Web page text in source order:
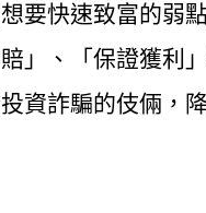
要快速致富的弱
」、「保證獲利
資詐騙的伎倆，